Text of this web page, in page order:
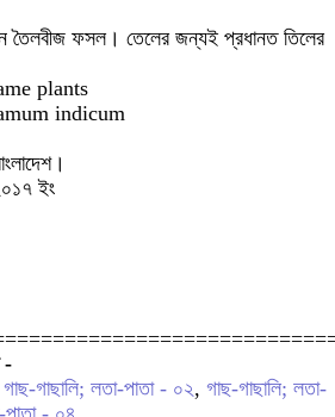
তৈলবীজ ফসল। তেলের জন্যই প্রধানত তিলের
plants
indicum
ইং
-
গাছ-গাছালি; লতা-পাতা - ০২, গাছ-গাছালি; লতা-